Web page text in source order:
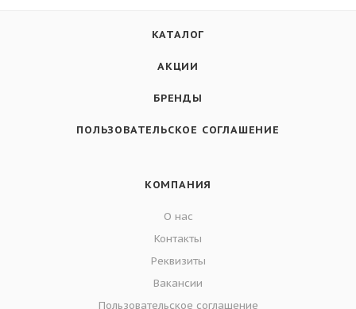
КАТАЛОГ
АКЦИИ
БРЕНДЫ
ПОЛЬЗОВАТЕЛЬСКОЕ СОГЛАШЕНИЕ
КОМПАНИЯ
О нас
Контакты
Реквизиты
Вакансии
Пользовательское соглашение